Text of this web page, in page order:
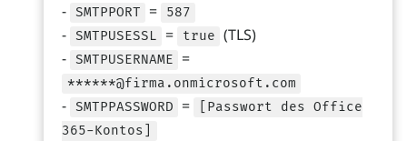
- SMTPPORT = 587
- SMTPUSESSL = true (TLS)
- SMTPUSERNAME =
******@firma.onmicrosoft.com
- SMTPPASSWORD =
[Passwort des Office
365-Kontos]